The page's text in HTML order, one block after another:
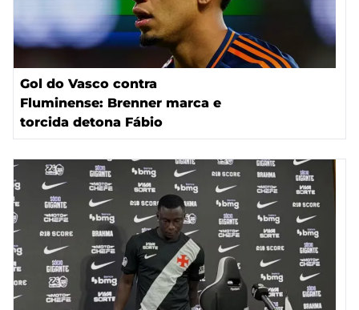
Gol do Vasco contra
Fluminense: Brenner marca e
torcida detona Fábio